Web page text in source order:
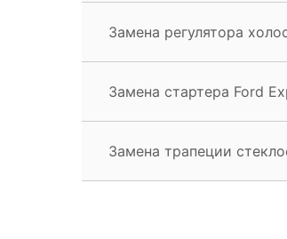
Замена регулятора
Замена стартера Ford
Замена трапеции